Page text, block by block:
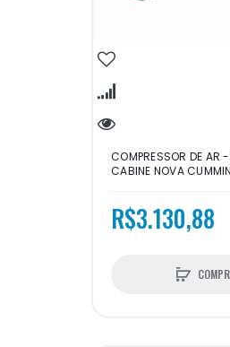
COMPRESSOR DE AR
CABINE NOVA
R$3.130,88